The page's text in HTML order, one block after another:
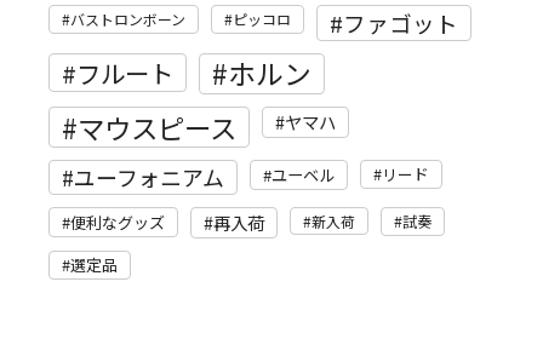
バストロンボーン ピッコロ ファゴット
フルート ホルン
マウスピース ヤマハ
ユーフォニアム ユーベル リード
便利なグッズ 再入荷 新入荷 試奏
選定品